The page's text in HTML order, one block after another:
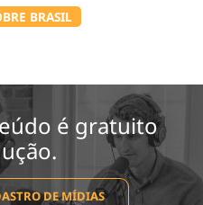
BRASIL
é gratuito
DE MÍDIAS